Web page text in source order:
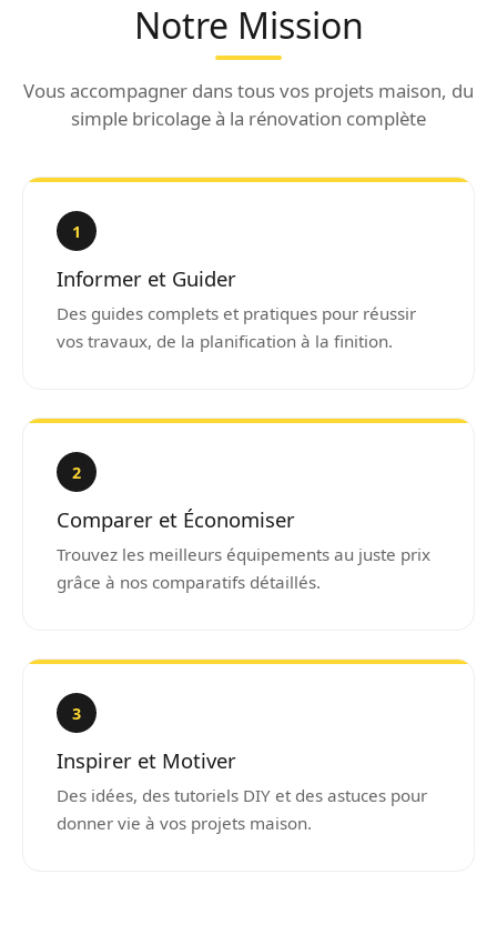
Notre Mission
Vous accompagner dans tous vos projets maison, du
simple bricolage à la rénovation complète
1
Informer et Guider
Des guides complets et pratiques pour réussir
vos travaux, de la planification à la finition.
2
Comparer et Économiser
Trouvez les meilleurs équipements au juste prix
grâce à nos comparatifs détaillés.
3
Inspirer et Motiver
Des idées, des tutoriels DIY et des astuces pour
donner vie à vos projets maison.